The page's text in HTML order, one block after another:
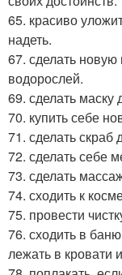
65. красиво
надеть.
67. сделать новую
водорослей.
69. сделать маску
70. купить себе
71. сделать скраб
72. сделать себе
73. сделать
74. сходить к
75. провести
76. сходить в
лежать в кровати